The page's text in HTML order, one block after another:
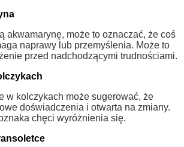
akwamarynę, może to oznaczać, że coś
naprawy lub przemyślenia. Może to
przed nadchodzącymi trudnościami.
w kolczykach może sugerować, że
doświadczenia i otwarta na zmiany.
chęci wyróżnienia się.